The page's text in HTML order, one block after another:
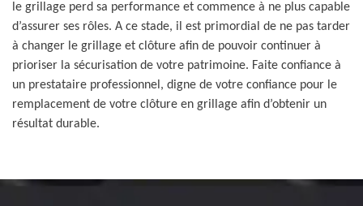
le grillage perd sa performance et commence à ne plus capable
d’assurer ses rôles. A ce stade, il est primordial de ne pas tarder
à changer le grillage et clôture afin de pouvoir continuer à
prioriser la sécurisation de votre patrimoine. Faite confiance à
un prestataire professionnel, digne de votre confiance pour le
remplacement de votre clôture en grillage afin d’obtenir un
résultat durable.